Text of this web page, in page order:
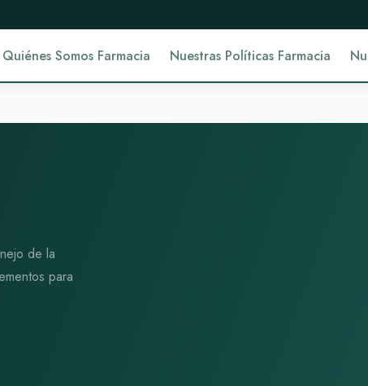
Quiénes Somos Farmacia Nuestras Políticas Farmacia
de la
para